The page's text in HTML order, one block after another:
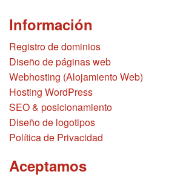
Información
Registro de dominios
Diseño de páginas web
Webhosting (Alojamiento Web)
Hosting WordPress
SEO & posicionamiento
Diseño de logotipos
Política de Privacidad
Aceptamos